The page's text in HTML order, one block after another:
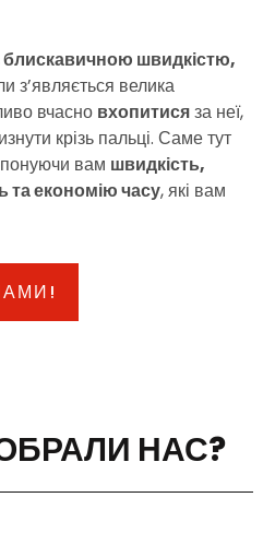
блискавичною швидкістю,
з’являється велика
вчасно вхопитисяза неї,
крізь пальці. Саме тут
вам швидкість,
та економію часу, які вам
НАС?